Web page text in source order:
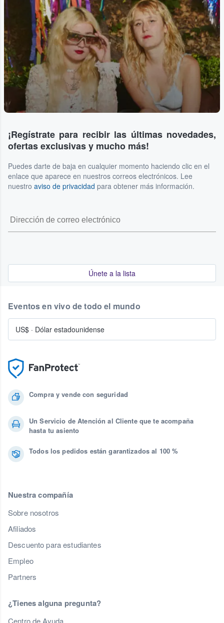
¡Regístrate para recibir las últimas novedades,
ofertas exclusivas y mucho más!
Puedes darte de baja en cualquier momento haciendo clic en el
enlace que aparece en nuestros correos electrónicos. Lee
nuestro aviso de privacidad para obtener más información.
Únete a la lista
Compra y vende con seguridad
Un Servicio de Atención al Cliente que te acompaña
hasta tu asiento
Todos los pedidos están garantizados al 100 %
Nuestra compañía
Sobre nosotros
Afiliados
Descuento para estudiantes
Empleo
Partners
¿Tienes alguna pregunta?
Centro de Ayuda
Eventos en vivo de todo el mundo
US$ · Dólar estadounidense